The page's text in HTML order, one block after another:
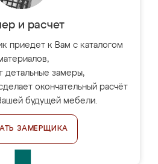
и расчет
приедет к Вам с каталогом
детальные замеры,
окончательный расчёт
будущей мебели.
ЗАМЕРЩИКА